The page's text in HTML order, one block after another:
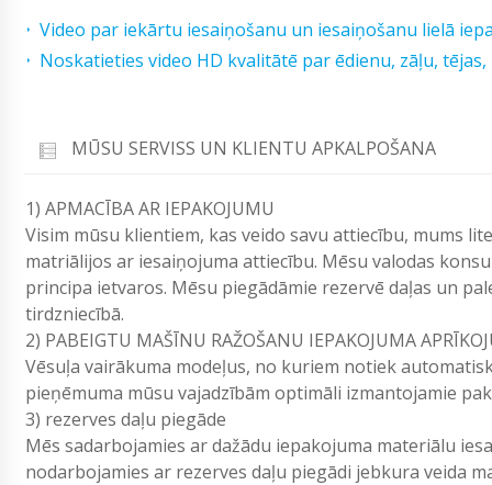
Video par iekārtu iesaiņošanu un iesaiņošanu lielā
Noskatieties video HD kvalitātē par ēdienu, zāļu,
MŪSU SERVISS UN KLIENTU APKALPOŠANA
1) APMACĪBA AR IEPAKOJUMU
Visim mūsu klientiem, kas veido savu attiecību, mums
matriālijos ar iesaiņojuma attiecību. Mēsu valodas
principa ietvaros. Mēsu piegādāmie rezervē daļas un
tirdzniecībā.
2) PABEIGTU MAŠĪNU RAŽOŠANU IEPAKOJUMA
Vēsuļa vairākuma modeļus, no kuriem notiek
pieņēmuma mūsu vajadzībām optimāli izmantojamie
3) rezerves daļu piegāde
Mēs sadarbojamies ar dažādu iepakojuma materiālu
nodarbojamies ar rezerves daļu piegādi jebkura veida